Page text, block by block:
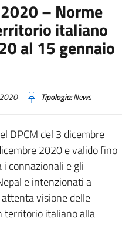
– Norme
italiano
al 15 gennaio
Tipologia:News
DPCM del 3 dicembre
2020 e valido fino
connazionali e gli
e intenzionati a
visione delle
territorio italiano alla